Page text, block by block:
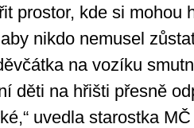
prostor, kde si mohou
nikdo nemusel
na vozíku
děti na hřišti přesně
uvedla starostka